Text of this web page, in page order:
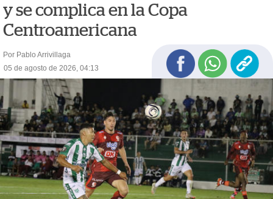
y se complica en la Copa
Centroamericana
Por Pablo Arrivillaga
05 de agosto de 2026, 04:13